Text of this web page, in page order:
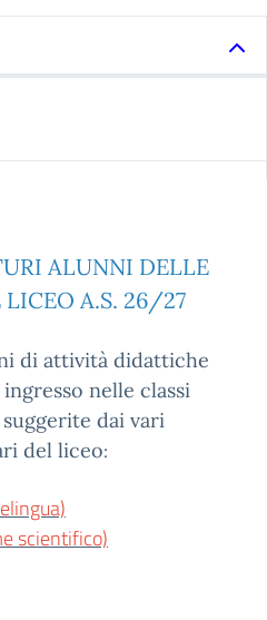
ALUNNI DELLE
LICEO A.S. 26/27
di attività didattiche
nelle classi
dai vari
del liceo:
scientifico)